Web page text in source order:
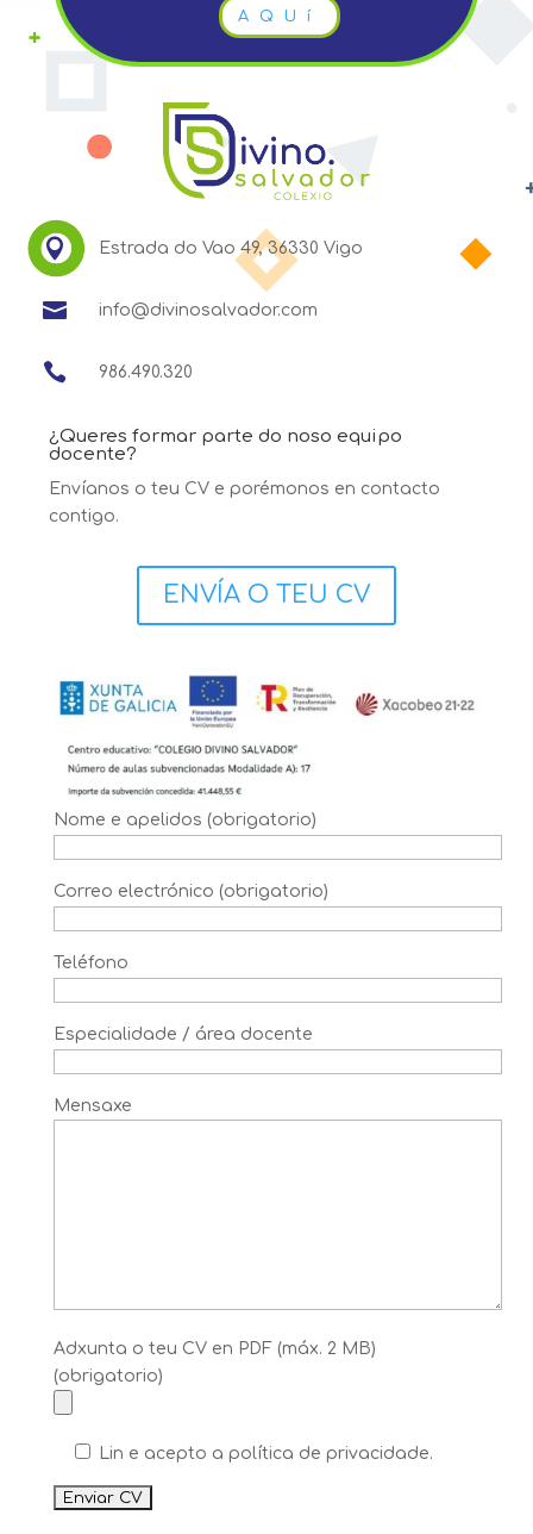
AQUí
 Estrada do Vao 49, 36330 Vigo
 info@divinosalvador.com
 986.490.320
¿Queres formar parte do noso equipo
docente?
Envíanos o teu CV e porémonos en contacto
contigo.
ENVÍA O TEU CV
Nome e apelidos (obrigatorio)
Correo electrónico (obrigatorio)
Teléfono
Especialidade / área docente
Mensaxe
Adxunta o teu CV en PDF (máx. 2 MB)
(obrigatorio)
Lin e acepto a política de privacidade.